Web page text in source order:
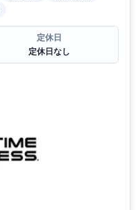
定休日
定休日なし